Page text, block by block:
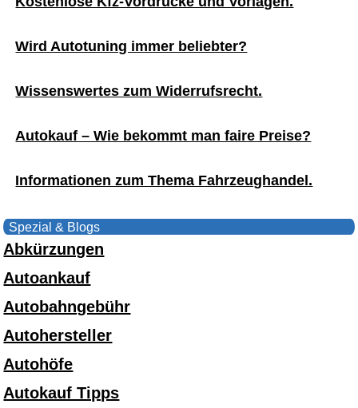
Wird Autotuning immer beliebter?
Wissenswertes zum Widerrufsrecht.
Autokauf – Wie bekommt man faire Preise?
Informationen zum Thema Fahrzeughandel.
Spezial & Blogs
Abkürzungen
Autoankauf
Autobahngebühr
Autohersteller
Autohöfe
Autokauf Tipps